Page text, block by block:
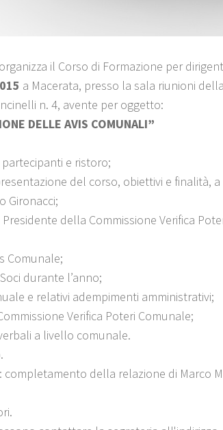
il Corso di Formazione per
a Macerata, presso la sala riunioni
n. 4, avente per oggetto:
DELLE AVIS COMUNALI”
e ristoro;
del corso, obiettivi e finalità, a
Gironacci;
della Commissione Verifica
l’anno;
adempimenti amministrativi;
Verifica Poteri Comunale;
livello comunale.
della relazione di Marco